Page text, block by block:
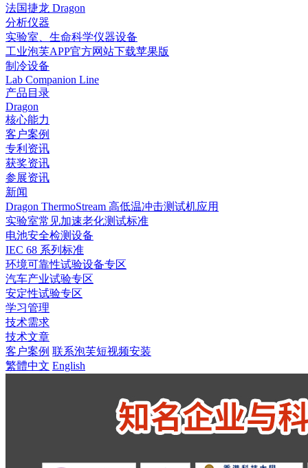
法国捷龙 Dragon
分析仪器
实验室、生命科学仪器设备
工业泡芙APP官方网站下载苹果版
制冷设备
Lab Companion Line
产品目录
Dragon
核心能力
客户案例
专利资讯
获奖资讯
参展资讯
新闻
Dragon ThermoStream 高低温冲击测试机应用
实验室常见加速老化测试标准
电池安全检测设备
IEC 68 系列标准
环境可靠性试验设备专区
汽车产业试验专区
安定性试验专区
学习管理
技术需求
技术文章
客户案例 联系泡芙短视频安装
繁體中文 English